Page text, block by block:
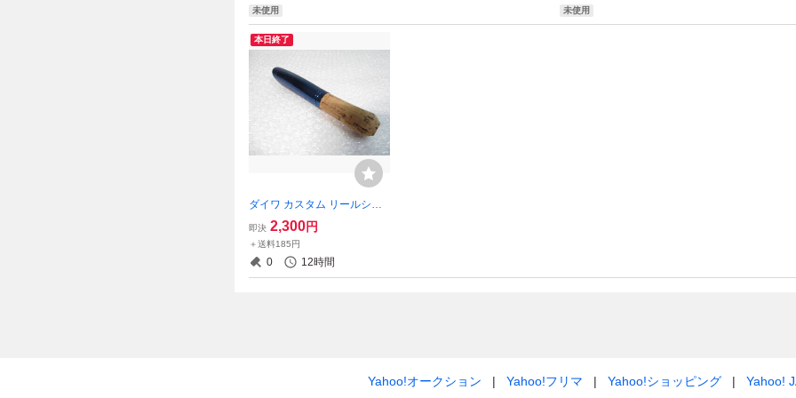
未使用 未使用
本日終了
ダイワ カスタム リールシー
ト スーパーブルーカラー ス
ピニング用 DAIWA
即決 2,300円
＋送料185円
0 12時間
Yahoo!オークション Yahoo!フリマ Yahoo!ショッピング Yahoo!